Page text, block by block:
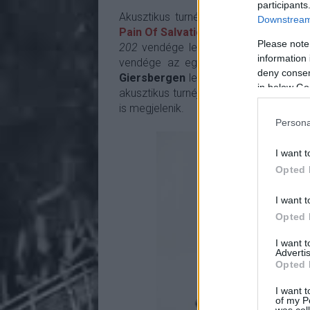
Please
information
deny
in below
I want
Opted
I want
Opted
I want
Opted
I want
of my
Akusztikus turnéra indul áprilisbana
Pain Of Salvation
202 vendége lesz. Ha ez
vendége az egykori Gathering
Giersbergen lesz, valamint egy
akusztikus turnéja nem véletlen,
is megjelenik.